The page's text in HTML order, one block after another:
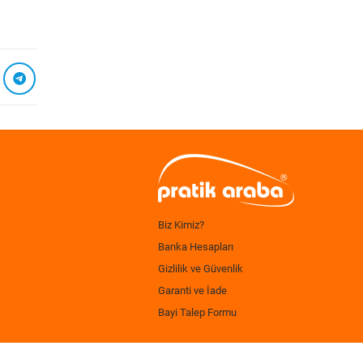
Biz Kimiz?
Banka Hesapları
Gizlilik ve Güvenlik
Garanti ve İade
Bayi Talep Formu